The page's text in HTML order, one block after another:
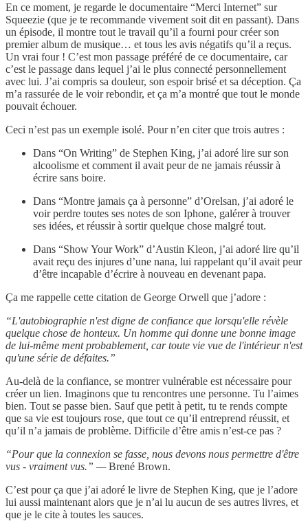
En ce moment, je regarde le documentaire “Merci Internet” sur
Squeezie (que je te recommande vivement soit dit en passant). Dans
un épisode, il montre tout le travail qu’il a fourni pour créer son
premier album de musique… et tous les avis négatifs qu’il a reçus.
Un vrai four ! C’est mon passage préféré de ce documentaire, car
c’est le passage dans lequel j’ai le plus connecté personnellement
avec lui. J’ai compris sa douleur, son espoir brisé et sa déception. Ça
m’a rassurée de le voir rebondir, et ça m’a montré que tout le monde
pouvait échouer.
Ceci n’est pas un exemple isolé. Pour n’en citer que trois autres :
Dans “On Writing” de Stephen King, j’ai adoré lire sur son
alcoolisme et comment il avait peur de ne jamais réussir à
écrire sans boire.
Dans “Montre jamais ça à personne” d’Orelsan, j’ai adoré le
voir perdre toutes ses notes de son Iphone, galérer à trouver
ses idées, et réussir à sortir quelque chose malgré tout.
Dans “Show Your Work” d’Austin Kleon, j’ai adoré lire qu’il
avait reçu des injures d’une nana, lui rappelant qu’il avait peur
d’être incapable d’écrire à nouveau en devenant papa.
Ça me rappelle cette citation de George Orwell que j’adore :
“L'autobiographie n'est digne de confiance que lorsqu'elle révèle
quelque chose de honteux. Un homme qui donne une bonne image
de lui-même ment probablement, car toute vie vue de l'intérieur n'est
qu'une série de défaites.”
Au-delà de la confiance, se montrer vulnérable est nécessaire pour
créer un lien. Imaginons que tu rencontres une personne. Tu l’aimes
bien. Tout se passe bien. Sauf que petit à petit, tu te rends compte
que sa vie est toujours rose, que tout ce qu’il entreprend réussit, et
qu’il n’a jamais de problème. Difficile d’être amis n’est-ce pas ?
“Pour que la connexion se fasse, nous devons nous permettre d'être
vus - vraiment vus.” —Brené Brown.
C’est pour ça que j’ai adoré le livre de Stephen King, que je l’adore
lui aussi maintenant alors que je n’ai lu aucun de ses autres livres, et
que je le cite à toutes les sauces.